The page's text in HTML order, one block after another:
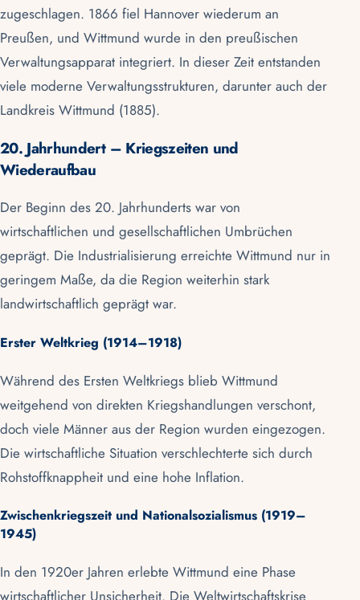
zugeschlagen. 1866 fiel Hannover wiederum an
Preußen, und Wittmund wurde in den preußischen
Verwaltungsapparat integriert. In dieser Zeit entstanden
viele moderne Verwaltungsstrukturen, darunter auch der
Landkreis Wittmund (1885).
20. Jahrhundert – Kriegszeiten und
Wiederaufbau
Der Beginn des 20. Jahrhunderts war von
wirtschaftlichen und gesellschaftlichen Umbrüchen
geprägt. Die Industrialisierung erreichte Wittmund nur in
geringem Maße, da die Region weiterhin stark
landwirtschaftlich geprägt war.
Erster Weltkrieg (1914–1918)
Während des Ersten Weltkriegs blieb Wittmund
weitgehend von direkten Kriegshandlungen verschont,
doch viele Männer aus der Region wurden eingezogen.
Die wirtschaftliche Situation verschlechterte sich durch
Rohstoffknappheit und eine hohe Inflation.
Zwischenkriegszeit und Nationalsozialismus (1919–
1945)
In den 1920er Jahren erlebte Wittmund eine Phase